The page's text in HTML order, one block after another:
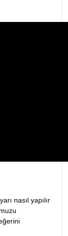
nasıl yapılır